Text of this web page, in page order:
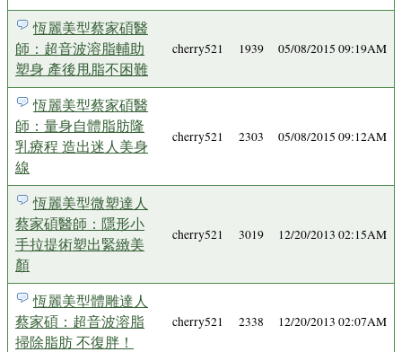
恆麗美型蔡家碩醫
師：超音波溶脂輔助
塑身 產後甩脂不困難
cherry521 1939 05/08/2015 09:19AM
恆麗美型蔡家碩醫
師：量身自體脂肪隆
乳療程 造出迷人美身
線
cherry521 2303 05/08/2015 09:12AM
恆麗美型微塑達人
蔡家碩醫師：隱形小
手拉提術塑出緊緻美
顏
cherry521 3019 12/20/2013 02:15AM
恆麗美型體雕達人
蔡家碩：超音波溶脂
掃除脂肪 不復胖！
cherry521 2338 12/20/2013 02:07AM